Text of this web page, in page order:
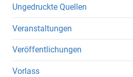
Ungedruckte Quellen
Veranstaltungen
Veröffentlichungen
Vorlass